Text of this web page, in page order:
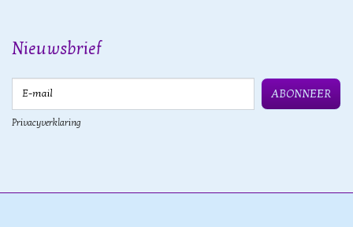
Nieuwsbrief
ABONNEER
Privacyverklaring